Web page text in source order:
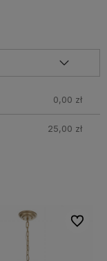
0,00 zł
25,00 zł
Do
Do